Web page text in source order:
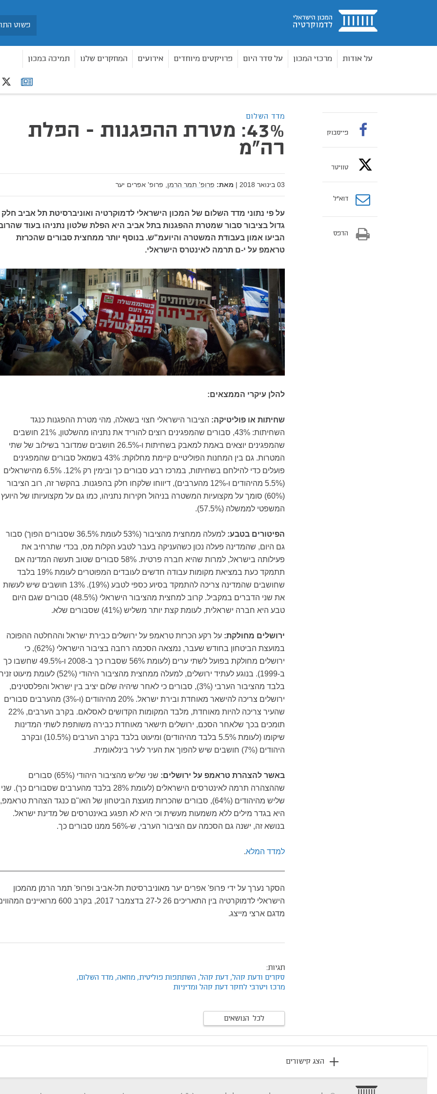
בית
על אודות מרכזי המכון על סדר היום פרויקטים מיוחדים אירועים המחקרים שלנו תמיכה במכון
תפוצה
מדד השלום
43%: מטרת ההפגנות - הפלת
רה"מ
03 בינואר 2018 | מאת: פרופ' תמר הרמן, פרופ' אפרים יער
על פי נתוני מדד השלום של המכון הישראלי לדמוקרטיה ואוניברסיטת תל אביב חלק
גדול בציבור סבור שמטרת ההפגנות בתל אביב היא הפלת שלטון נתניהו בעוד
הביעו אמון בעבודת המשטרה והיועמ"ש. בנוסף יותר ממחצית סבורים שהכרזת
טראמפ על י-ם תרמה לאינטרס הישראלי.
להלן עיקרי הממצאים:
שחיתות או פוליטיקה: הציבור הישראלי חצוי בשאלה, מהי מטרת ההפגנות כנגד
השחיתות: 43%, סבורים שהמפגינים רוצים להוריד את נתניהו מהשלטון, 21% חושבים
שהמפגינים יוצאים באמת למאבק בשחיתות ו-26.5% חושבים שמדובר בשילוב של שתי
המטרות. גם בין המחנות הפוליטיים קיימת מחלוקת: 43% בשמאל סבורים שהמפגינים
פועלים כדי להילחם בשחיתות, במרכז רבע סבורים כך ובימין רק 12%. 6.5% מהישראלים
(5.5% מהיהודים ו-12% מהערבים), דיווחו שלקחו חלק בהפגנות. בהקשר זה, רוב הציבור
(60%) סומך על מקצועיות המשטרה בניהול חקירות נתניהו, כמו גם על מקצועיותו של היועץ
המשפטי לממשלה (57.5%).
הפיטורים בטבע:
למעלה ממחצית מהציבור (53% לעומת 36.5% שסבורים הפוך) סבור
גם היום, שהמדינה פעלה נכון כשהעניקה בעבר לטבע הקלות מס, בכדי שתרחיב את
פעילותה בישראל, למרות שהיא חברה פרטית. 58% סבורים שטוב תעשה המדינה אם
תתמקד כעת במציאת מקומות עבודה חדשים לעובדים המפוטרים לעומת 19% בלבד
שחושבים שהמדינה צריכה להתמקד בסיוע כספי לטבע (19%). 13% חושבים שיש לעשות
את שני הדברים במקביל. קרוב למחצית מהציבור הישראלי (48.5%) סבורים שגם היום
טבע היא חברה ישראלית, לעומת קצת יותר משליש (41%) שסבורים שלא.
ירושלים מחולקת: על רקע הכרזת טראמפ על ירושלים כבירת ישראל וההחלטה ההפוכה
במועצת הביטחון בחודש שעבר, נמצאה הסכמה רחבה בציבור הישראלי (62%), כי
ירושלים מחולקת בפועל לשתי ערים (לעומת 56% שסברו כך ב-2008 ו-49.5% שחשבו כך
ב-1999). בנוגע לעתיד ירושלים, למעלה ממחצית מהציבור היהודי (52%) לעומת מיעוט
בלבד מהציבור הערבי (3%), סבורים כי לאחר שיהיה שלום יציב בין ישראל והפלסטינים,
ירושלים צריכה להישאר מאוחדת ובירת ישראל. 20% מהיהודים (ו-3%) מהערבים סבורים
שהעיר צריכה להיות מאוחדת, מלבד המקומות הקדושים לאסלאם. בקרב הערבים, 22%
תומכים בכך שלאחר הסכם, ירושלים תישאר מאוחדת כבירה משותפת לשתי המדינות
שיקומו (לעומת 5.5% בלבד מהיהודים) ומיעוט בלבד בקרב הערבים (10.5%) ובקרב
היהודים (7%) חושבים שיש להפוך את העיר לעיר בינלאומית.
באשר להצהרת טראמפ על ירושלים:
שני שליש מהציבור היהודי (65%) סבורים
שההצהרה תרמה לאינטרסים הישראלים (לעומת 28% בלבד מהערבים שסבורים כך). שני
שליש מהיהודים (64%), סבורים שהכרזת מועצת הביטחון של האו"ם כנגד הצהרת טראמפ,
היא בגדר מילים ללא משמעות מעשית וכי היא לא תפגע באינטרסים של מדינת ישראל.
בנושא זה, ישנה גם הסכמה עם הציבור הערבי, ש-56% ממנו סבורים כך.
למדד המלא.
הסקר נערך על ידי פרופ' אפרים יער מאוניברסיטת תל-אביב ופרופ' תמר הרמן מהמכון
הישראלי לדמוקרטיה בין התאריכים 26 ל-27 בדצמבר 2017, בקרב 600 מרואיינים
מדגם ארצי מייצג.
תגיות:
סקרים ודעת קהל, דעת קהל, השתתפות פוליטית, מחאה, מדד השלום,
מרכז ויטרבי לחקר דעת קהל ומדיניות
לכל הנושאים
פייסבוק
טוויטר
דוא”ל
הדפס
footer
הצג קישורים